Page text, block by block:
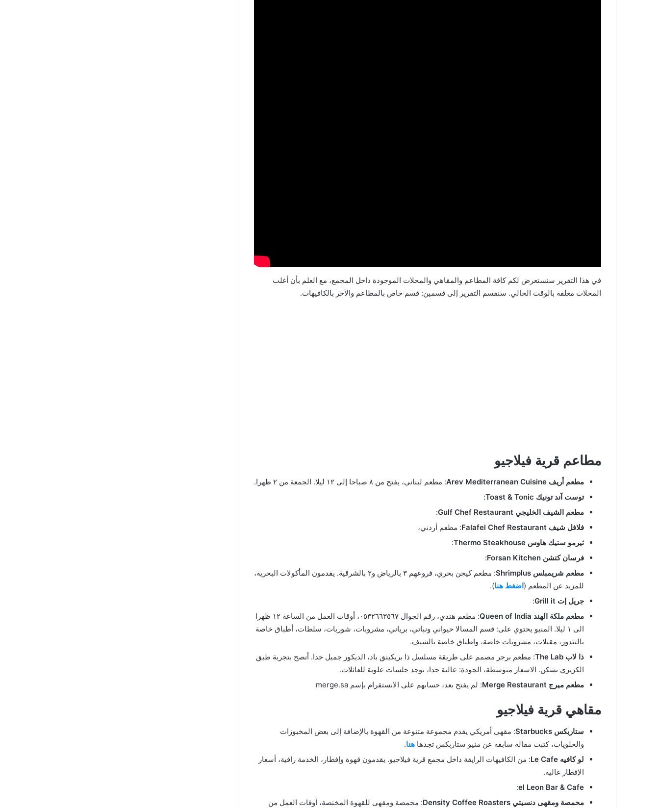
في هذا التقرير سنستعرض لكم كافة المطاعم والمقاهي والمحلات الموجودة داخل المجمع، مع العلم بأن أغلب
المحلات مغلقة بالوقت الحالي. سنقسم التقرير إلى قسمين: قسم خاص بالمطاعم والآخر بالكافيهات.
مطاعم قرية فيلاجيو
مطعم أريف Arev Mediterranean Cuisine
: مطعم لبناني، يفتح من ٨ صباحا إلى ١٢ ليلا. الجمعة من ٢ ظهرا.
توست آند تونيك Toast & Tonic
:
مطعم الشيف الخليجي Gulf Chef Restaurant
:
فلافل شيف Falafel Chef Restaurant
: مطعم أردني،
ثيرمو ستيك هاوس Thermo Steakhouse
:
فرسان كتشن Forsan Kitchen
:
مطعم شريمبلس Shrimplus
: مطعم كيجن بحري، فروعهم ٣ بالرياض و٢ بالشرقية. يقدمون المأكولات البحرية،
للمزيد عن المطعم ( اضغط هنا).
جريل إت Grill it
:
مطعم ملكة الهند Queen of India
: مطعم هندي، رقم الجوال ٠٥٣٢٦٦٣٥٦٧، أوقات العمل من الساعة ١٢ ظهرا
الى ١ ليلا. المنيو يحتوي على: قسم المسالا حيواني ونباتي، برياني، مشروبات، شوربات، سلطات، أطباق خاصة
بالتندور، مقبلات، مشروبات خاصة، واطباق خاصة بالشيف.
ذا لاب The Lab
: مطعم برجر مصمم على طريقة مسلسل ذا بريكينق باد، الديكور جميل جدا. أنصح بتجربة طبق
الكريزي تشكن. الاسعار متوسطة، الجودة: عالية جدا، توجد جلسات علوية للعائلات.
مطعم ميرج Merge Restaurant
: لم يفتح بعد، حسابهم على الانستقرام بإسم merge.sa
مقاهي قرية فيلاجيو
ستاربكس Starbucks
: مقهى أمريكي يقدم مجموعة متنوعة من القهوة بالإضافة إلى بعض المخبوزات
والحلويات، كتبت مقالة سابقة عن منيو ستاربكس تجدها هنا.
لو كافيه Le Cafe
: من الكافيهات الرايقة داخل مجمع قرية فيلاجيو. يقدمون قهوة وإفطار، الخدمة راقية، أسعار
الإفطار غالية.
el Leon Bar & Cafe
:
محمصة ومقهى دنسيتي Density Coffee Roasters
: محمصة ومقهى للقهوة المختصة، أوقات العمل من